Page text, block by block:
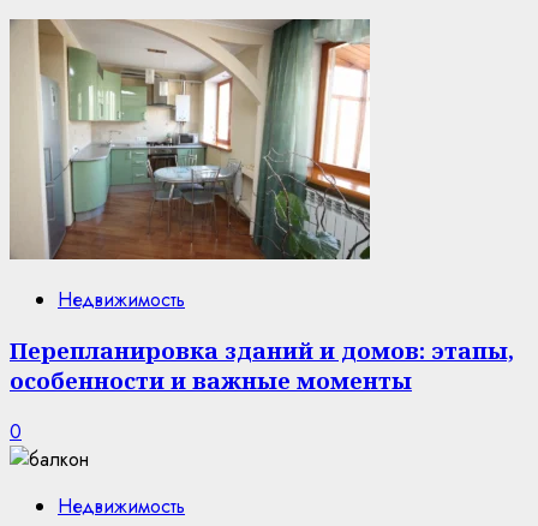
Недвижимость
Перепланировка зданий и домов: этапы,
особенности и важные моменты
0
Недвижимость